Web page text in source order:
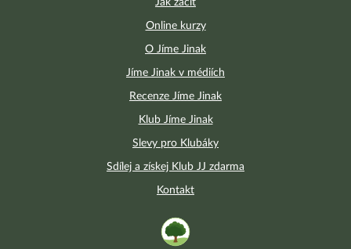
Jak začít
Online kurzy
O Jíme Jinak
Jíme Jinak v médiích
Recenze Jíme Jinak
Klub Jíme Jinak
Slevy pro Klubáky
Sdílej a získej Klub JJ zdarma
Kontakt